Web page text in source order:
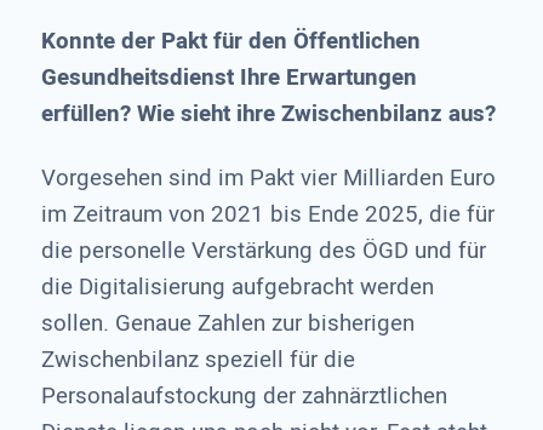
Konnte der Pakt für den Öffentlichen
Gesundheitsdienst Ihre Erwartungen
erfüllen? Wie sieht ihre Zwischenbilanz aus?
Vorgesehen sind im Pakt vier Milliarden Euro
im Zeitraum von 2021 bis Ende 2025, die für
die personelle Verstärkung des ÖGD und für
die Digitalisierung aufgebracht werden
sollen. Genaue Zahlen zur bisherigen
Zwischenbilanz speziell für die
Personalaufstockung der zahnärztlichen